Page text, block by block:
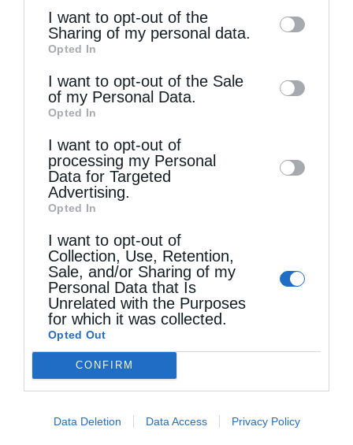
information by third parties on the IAB’s list
of downstream participants. This
information may also be disclosed by us to
third parties on theIAB’s List of
Downstream Participants
disclose it to other third parties.
I want to opt-out of the
Sharing of my personal data.
Opted In
I want to opt-out of the Sale
of my Personal Data.
Opted In
I want to opt-out of
processing my Personal
Data for Targeted
Advertising.
Opted In
I want to opt-out of
Collection, Use, Retention,
Sale, and/or Sharing of my
Personal Data that Is
Unrelated with the Purposes
for which it was collected.
Opted Out
CONFIRM
Data Deletion Data Access Privacy Policy
Η δημόσια διαπόμπευση δεν ωφελεί κανέναν!
christina 8 Δεκεμβρίου 2020
Γράφει ο π.Αντώνιος Χρήστου Eίναι
διαπιστωμένο ότι σε καιρούς πνευματικών
αγώνων, όπως τη συγκεκριμένη που
διανύουμε για την προετοιμασία μας για τα
Χριστούγεννα, συμβαίνουν και αρκετοί -έως